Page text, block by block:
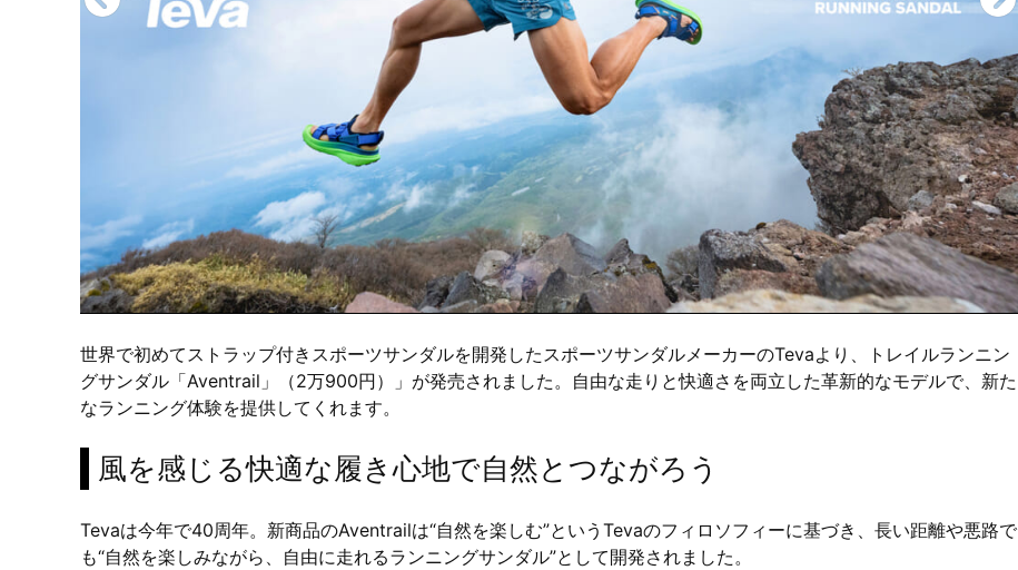
世界で初めてストラップ付きスポーツサンダルを開発したスポーツサンダルメーカーのTevaより、トレイルランニン
グサンダル「Aventrail」（2万900円）」が発売されました。自由な走りと快適さを両立した革新的なモデルで、新た
なランニング体験を提供してくれます。
風を感じる快適な履き心地で自然とつながろう
Tevaは今年で40周年。新商品のAventrailは“自然を楽しむ”というTevaのフィロソフィーに基づき、長い距離や悪路で
も“自然を楽しみながら、自由に走れるランニングサンダル”として開発されました。